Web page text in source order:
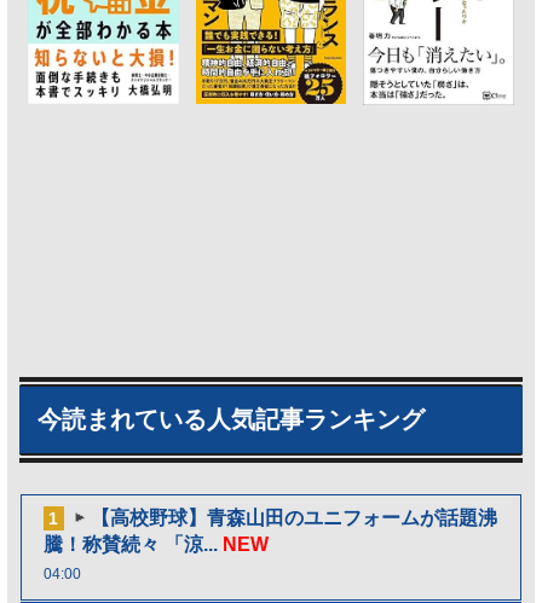
今読まれている人気記事ランキング
1
【高校野球】青森山田のユニフォームが話題沸
騰！称賛続々 「涼... NEW
04:00